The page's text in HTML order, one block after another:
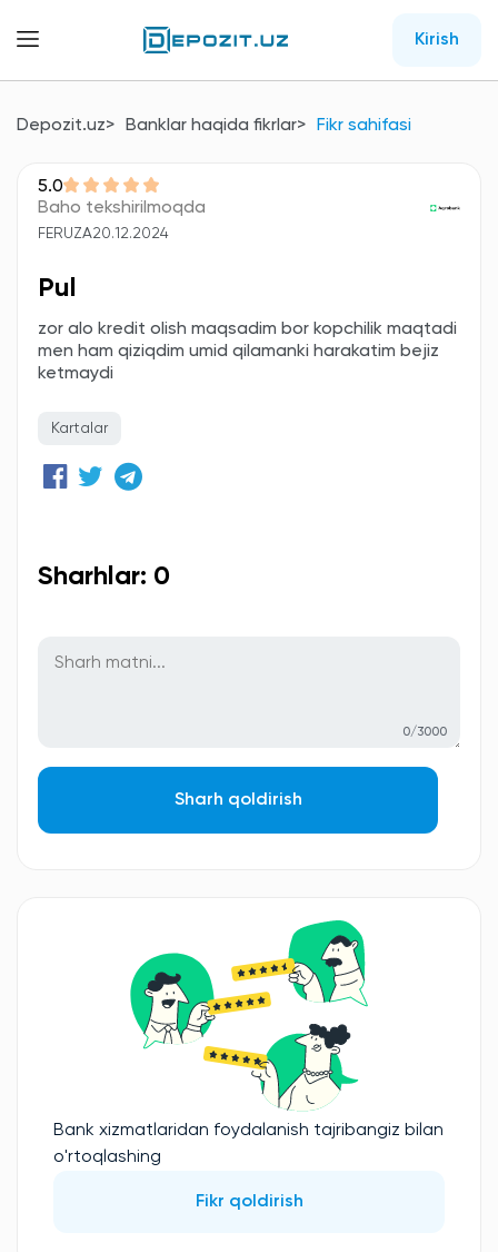
Kirish
Depozit.uz Banklar haqida fikrlar Fikr sahifasi
5.0
Baho tekshirilmoqda
FERUZA20.12.2024
Pul
zor alo kredit olish maqsadim bor kopchilik maqtadi
men ham qiziqdim umid qilamanki harakatim bejiz
ketmaydi
Kartalar
Sharhlar: 0
0/3000
Sharh qoldirish
Bank xizmatlaridan foydalanish tajribangiz bilan
o'rtoqlashing
Fikr qoldirish